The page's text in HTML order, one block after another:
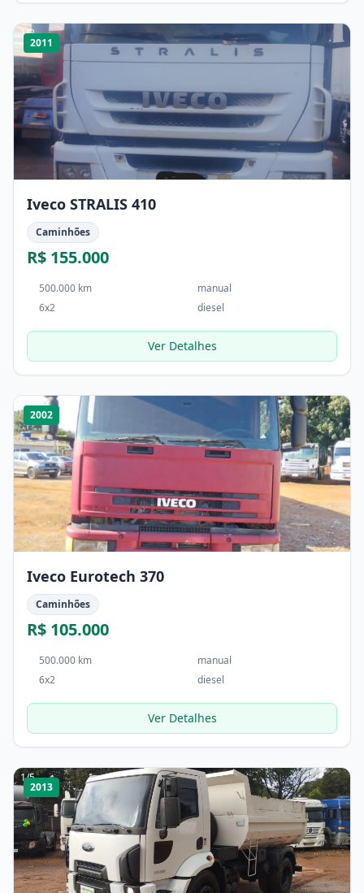
1/2
2011
Iveco STRALIS 410
Caminhões
R$ 155.000
500.000 km
manual
6x2
diesel
Ver Detalhes
1/4
2002
Iveco Eurotech 370
Caminhões
R$ 105.000
500.000 km
manual
6x2
diesel
Ver Detalhes
1/5
2013